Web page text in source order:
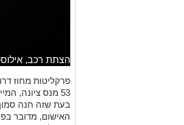
הצתת רכב,
פרקליטות מחוז
53 מנס ציונה,
בעת שזה חנה
האישום, מדובר